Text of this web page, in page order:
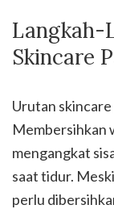
Langkah-
Skincare
Urutan
Membersihkan
mengangkat
saat tidur.
perlu